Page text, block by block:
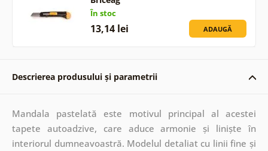
În stoc
13,14 lei ADAUGĂ
Descrierea produsului și parametrii
Mandala pastelată este motivul principal al acestei
tapete autoadzive, care aduce armonie și liniște în
interiorul dumneavoastră. Modelul detaliat cu linii fine și